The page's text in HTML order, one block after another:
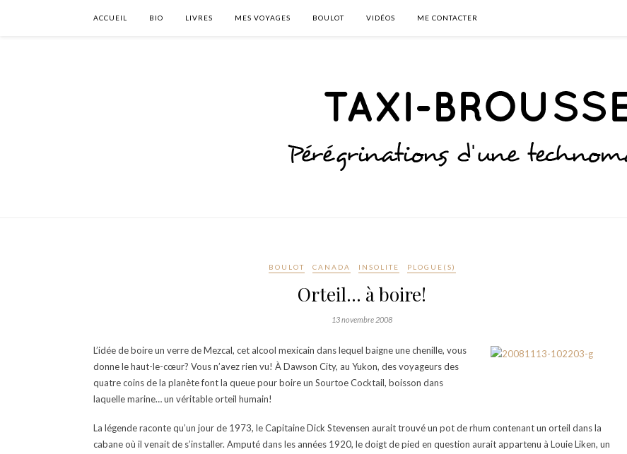
ACCUEIL BIO LIVRES MES VOYAGES BOULOT VIDÉOS ME CONTACTER
BOULOT CANADA INSOLITE PLOGUE(S)
Orteil… à boire!
13 novembre 2008
L’idée de boire un verre de Mezcal, cet alcool mexicain dans lequel baigne une chenille, vous
donne le haut-le-cœur? Vous n’avez rien vu! À Dawson City, au Yukon, des voyageurs des
quatre coins de la planète font la queue pour boire un Sourtoe Cocktail, boisson dans
laquelle marine… un véritable orteil humain!
La légende raconte qu’un jour de 1973, le Capitaine Dick Stevensen aurait trouvé un pot de rhum contenant un orteil dans la
cabane où il venait de s’installer. Amputé dans les années 1920, le doigt de pied en question aurait appartenu à Louie Liken, un